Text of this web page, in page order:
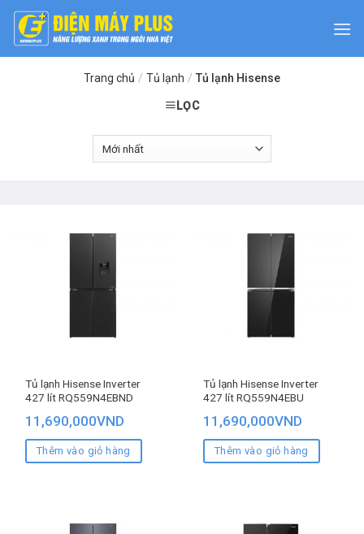
Skip
content
Trang chủ / Tủ lạnh / Tủ lạnh Hisense
LỌC
Tủ lạnh Hisense Inverter
427 lít RQ559N4EBND
11,690,000VND
Thêm vào giỏ hàng
Tủ lạnh Hisense Inverter
427 lít RQ559N4EBU
11,690,000VND
Thêm vào giỏ hàng